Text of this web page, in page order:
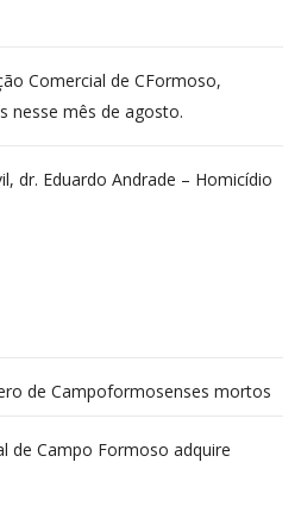
Comercial de CFormoso,
nesse mês de agosto.
dr. Eduardo Andrade – Homicídio
de Campoformosenses mortos
em desabamentos são
de Campo Formoso adquire